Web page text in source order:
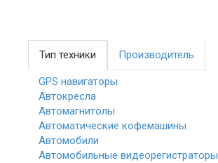
Тип техники Производитель
GPS навигаторы
Автокресла
Автомагнитолы
Автоматические кофемашины
Автомобили
Автомобильные видеорегистраторы